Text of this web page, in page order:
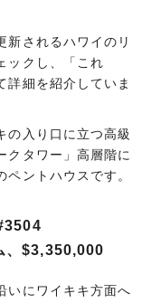
新されるハワイのリ
ックし、「これ
詳細を紹介していま
の入り口に立つ高級
クタワー」高層階に
ントハウスです。
、$3,350,000
いにワイキキ方面へ